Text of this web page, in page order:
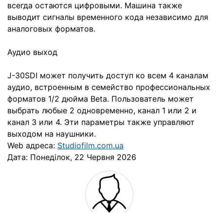
всегда остаются цифровыми. Машина также
выводит сигналы временного кода независимо для
аналоговых форматов.
Аудио выход
J-30SDI может получить доступ ко всем 4 каналам
аудио, встроенным в семейство профессиональных
форматов 1/2 дюйма Beta. Пользователь может
выбрать любые 2 одновременно, канал 1 или 2 и
канал 3 или 4. Эти параметры также управляют
выходом на наушники.
Web адреса: Studiofilm.com.ua
Дата: Понеділок, 22 Червня 2026